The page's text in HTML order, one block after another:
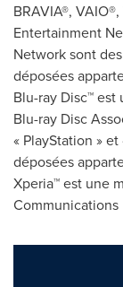
BRAVIA®,
Entertainment
Network sont
déposées
Blu-ray Disc™
Blu-ray Disc
« PlayStation »
déposées
Xperia™ est une
Communications